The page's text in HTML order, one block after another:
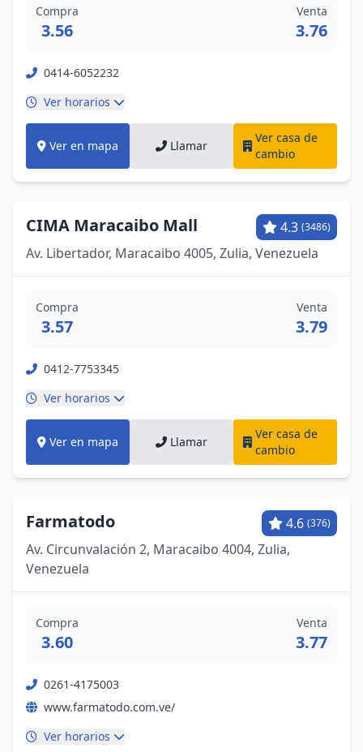
Compra
3.56
Venta
3.76
0414-6052232
Ver horarios
Ver en mapa Llamar
Ver casa de
cambio
CIMA Maracaibo Mall 4.3 (3486)
Av. Libertador, Maracaibo 4005, Zulia, Venezuela
Compra
3.57
Venta
3.79
0412-7753345
Ver horarios
Ver en mapa Llamar
Ver casa de
cambio
Farmatodo 4.6 (376)
Av. Circunvalación 2, Maracaibo 4004, Zulia,
Venezuela
Compra
3.60
Venta
3.77
0261-4175003
www.farmatodo.com.ve/
Ver horarios